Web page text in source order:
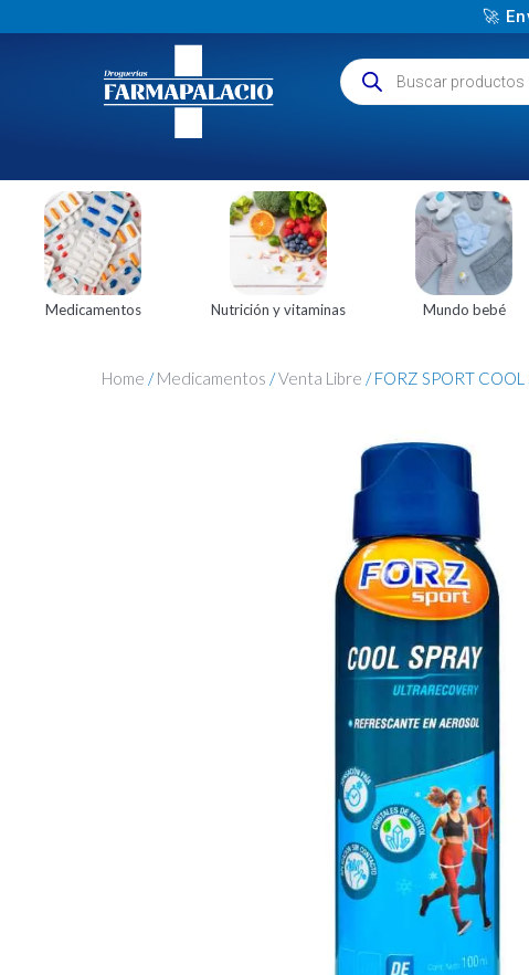
🚀
Medicamentos Nutrición y vitaminas Mundo bebé
Home /Medicamentos /Venta Libre / FORZ SPORT COOL